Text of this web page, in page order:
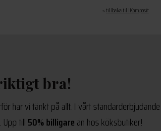
<tillbaka till Komposit
bra!
har vi tänkt på allt. I vårt
till50% billigareän hos köksbutiker!